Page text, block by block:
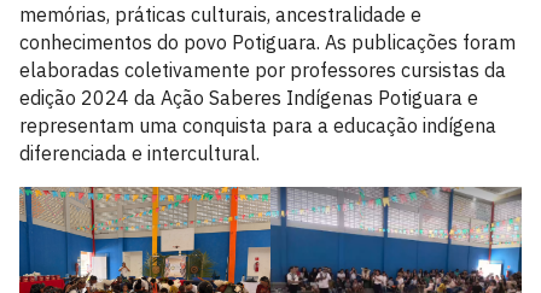
memórias, práticas culturais, ancestralidade e
conhecimentos do povo Potiguara. As publicações foram
elaboradas coletivamente por professores cursistas da
edição 2024 da Ação Saberes Indígenas Potiguara e
representam uma conquista para a educação indígena
diferenciada e intercultural.